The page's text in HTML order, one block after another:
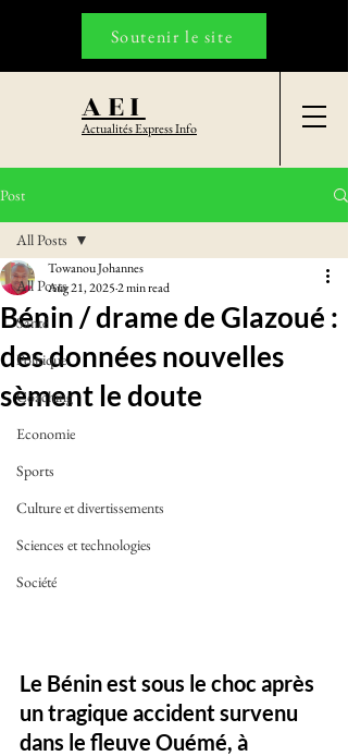
AEI
Actualités Express Info
Soutenir le site
Post
All Posts
Santé
Politique
Coaching
Economie
Sports
Culture et divertissements
Sciences et technologies
Société
All Posts
Bénin / drame de Glazoué :
des données nouvelles
sèment le doute
Towanou Johannes
Aug 21, 20252 min read
Le Bénin est sous le choc après
un tragique accident survenu
dans le fleuve Ouémé, à